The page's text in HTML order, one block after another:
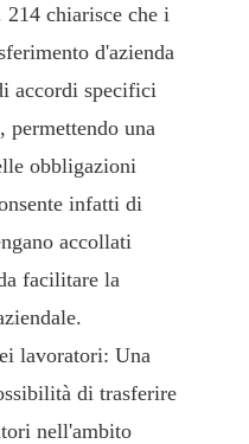
chiarisce che i
d'azienda
accordi specifici
permettendo una
obbligazioni
infatti di
accollati
facilitare la
lavoratori: Una
di trasferire
nell'ambito